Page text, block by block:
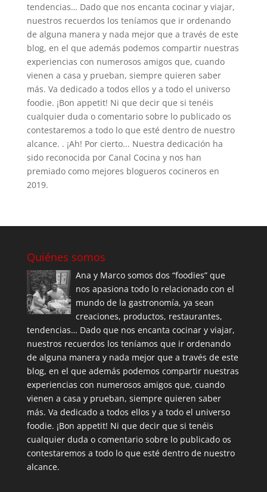
tendencias… Dado que nos encanta cocinar y viajar,
nuestros recuerdos los teníamos que ir ordenando
de alguna manera y nada mejor que a través de este
blog, en el que además podemos compartir nuestras
experiencias con numerosos amigos que, cuando
vienen a casa y prueban, siempre quieren saber
más. Va dedicado a todos ellos y a todo el universo
foodie. ¡Bon appetit! Ni que decir que si tenéis
cualquier duda o comentario sobre lo publicado os
contestaremos a todo lo que esté dentro de nuestro
alcance. . ¡Ah! Por cierto... Nuestra dedicación ha
sido reconocida por Canal Cocina y nos han
premiado como mejores blogueros cocineros en
2019.
Quiénes somos
Ana y Marco somos dos “foodies” que
nos apasiona todo lo relacionado con el
mundo de la gastronomía, ya sean
creaciones, productos, restaurantes,
tendencias… Dado que nos encanta cocinar y viajar,
nuestros recuerdos los teníamos que ir ordenando
de alguna manera y nada mejor que a través de este
blog, en el que además podemos compartir nuestras
experiencias con numerosos amigos que, cuando
vienen a casa y prueban, siempre quieren saber
más. Va dedicado a todos ellos y a todo el universo
foodie. ¡Bon appetit! Ni que decir que si tenéis
cualquier duda o comentario sobre lo publicado os
contestaremos a todo lo que esté dentro de nuestro
alcance.